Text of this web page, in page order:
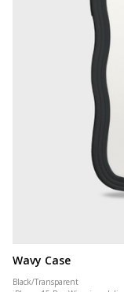
Wavy Case
Black/Transparent